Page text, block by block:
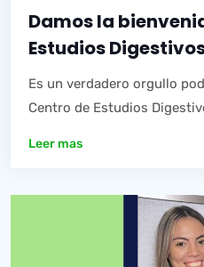
Damos la
Estudios
Es un verdadero orgullo
Centro de Estudios
Leer mas